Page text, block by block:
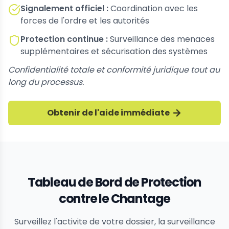
Signalement officiel :Coordination avec les
forces de l'ordre et les autorités
Protection continue :Surveillance des menaces
supplémentaires et sécurisation des systèmes
Confidentialité totale et conformité juridique tout au
long du processus.
Obtenir de l'aide immédiate
Tableau de Bord de Protection
contre le Chantage
Surveillez l'activite de votre dossier, la surveillance